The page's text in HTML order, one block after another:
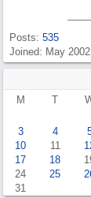
Posts: 535
Joined: May 2002
M T
3 4
10
11
17
18
24
25
31